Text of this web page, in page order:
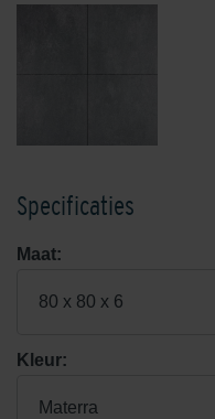
Specificaties
Maat:
80 x 80 x 6
Kleur:
Materra